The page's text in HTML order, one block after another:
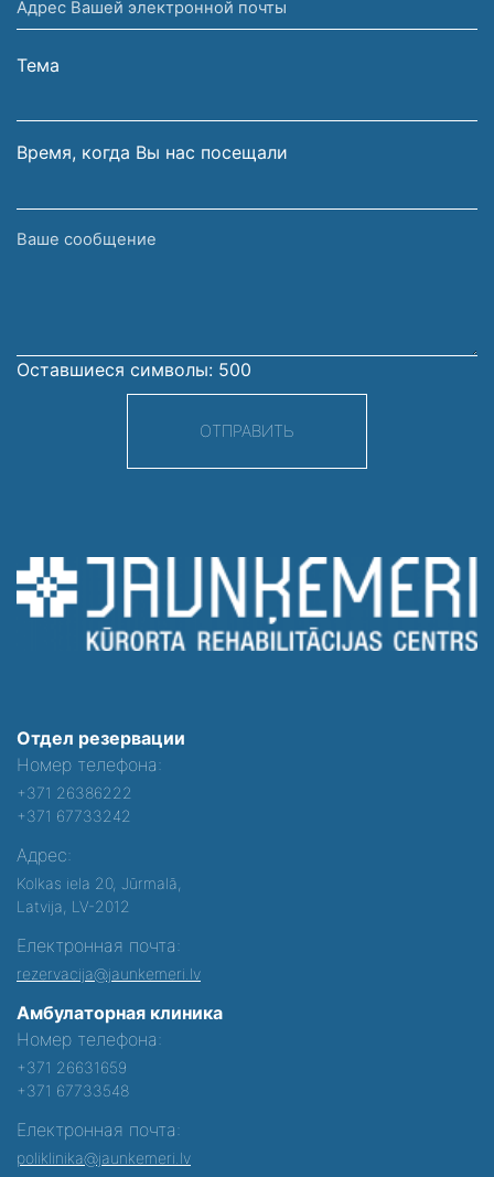
и
фамилия
Адрес
Вашей
электронной
Тема
Время, когда Вы нас посещали
Ваше
Оставшиеся символы: 500
ОТПРАВИТЬ
Отдел резервации
Номер телефона:
+371 26386222
+371 67733242
Адрес:
Kolkas iela 20, Jūrmalā,
Latvija, LV-2012
Електронная почта:
rezervacija@jaunkemeri.lv
Амбулаторная клиника
Номер телефона:
+371 26631659
+371 67733548
Електронная почта:
poliklinika@jaunkemeri.lv